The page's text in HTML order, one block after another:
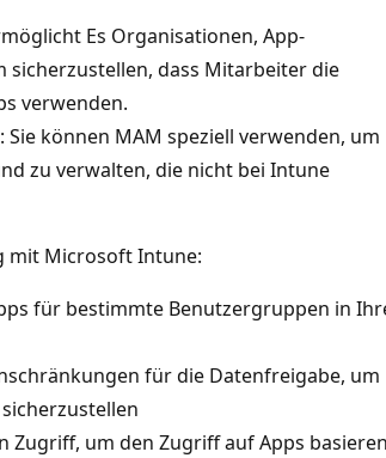
Es Organisationen, App-
sicherzustellen, dass Mitarbeiter die
verwenden.
: Sie können MAM speziell verwenden, um
zu verwalten, die nicht bei Intune
mit Microsoft Intune:
für bestimmte Benutzergruppen in
für die Datenfreigabe, um
um den Zugriff auf Apps